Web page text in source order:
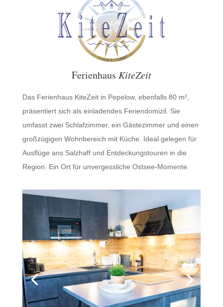
Ferienhaus KiteZeit
Das Ferienhaus KiteZeit in Pepelow, ebenfalls 80 m²,
präsentiert sich als einladendes Feriendomizil. Sie
umfasst zwei Schlafzimmer, ein Gästezimmer und einen
großzügigen Wohnbereich mit Küche. Ideal gelegen für
Ausflüge ans Salzhaff und Entdeckungstouren in die
Region. Ein Ort für unvergessliche Ostsee-Momente.